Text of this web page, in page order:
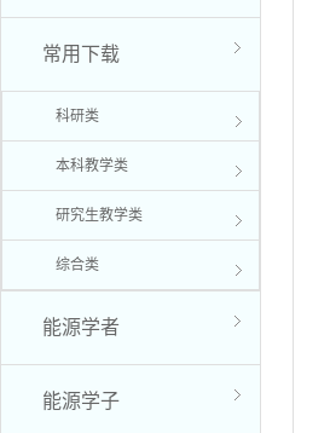
常用下载
科研类
本科教学类
研究生教学类
综合类
能源学者
能源学子